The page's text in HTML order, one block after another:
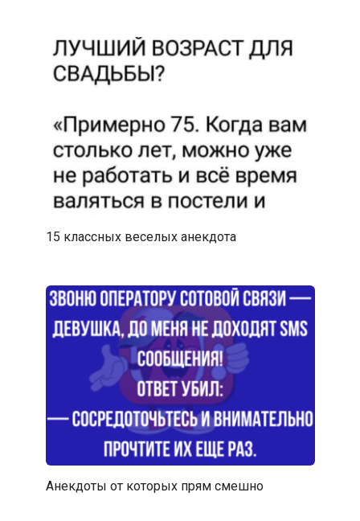
15 классных веселых анекдота
Анекдоты от которых прям смешно